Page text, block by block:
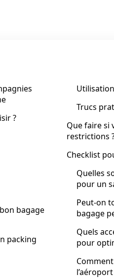
?
bagage
packing
Trucs
Que faire si
restrictions
Checklist
Quelles
pour un
Peut-on
bagage
Quels
pour
l’aéroport